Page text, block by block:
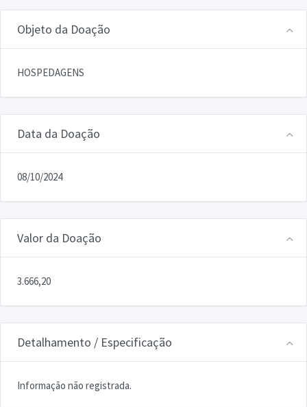
Objeto da Doação
HOSPEDAGENS
Data da Doação
08/10/2024
Valor da Doação
3.666,20
Detalhamento / Especificação
Informação não registrada.